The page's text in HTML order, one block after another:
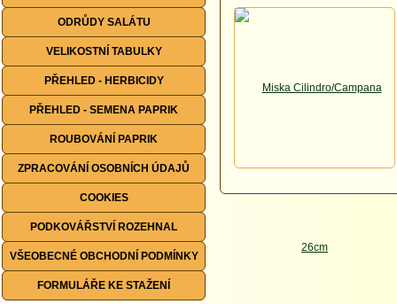
ODRŮDY SALÁTU
VELIKOSTNÍ TABULKY
PŘEHLED - HERBICIDY
PŘEHLED - SEMENA PAPRIK
ROUBOVÁNÍ PAPRIK
ZPRACOVÁNÍ OSOBNÍCH ÚDAJŮ
COOKIES
PODKOVÁŘSTVÍ ROZEHNAL
VŠEOBECNÉ OBCHODNÍ PODMÍNKY
FORMULÁŘE KE STAŽENÍ